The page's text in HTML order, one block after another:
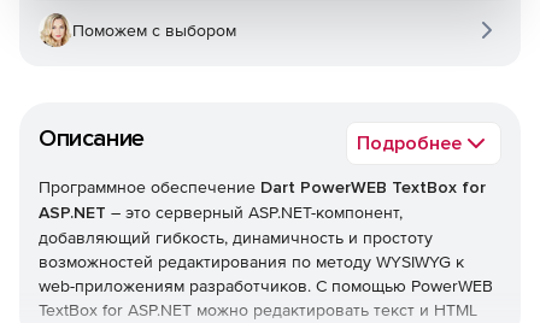
Описание Подробнее
Программное обеспечение Dart PowerWEB TextBox for
ASP.NET – это серверный ASP.NET-компонент,
добавляющий гибкость, динамичность и простоту
возможностей редактирования по методу WYSIWYG к
web-приложениям разработчиков. С помощью PowerWEB
TextBox for ASP.NET можно редактировать текст и HTML
Поможем с выбором